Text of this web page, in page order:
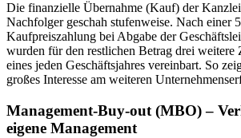
Die finanzielle Übernahme (Kauf) der
Nachfolger geschah stufenweise. Nach einer
Kaufpreiszahlung bei Abgabe der
wurden für den restlichen Betrag drei weitere
eines jeden Geschäftsjahres vereinbart. So
großes Interesse am weiteren
Management-Buy-out (MBO) –
eigene Management